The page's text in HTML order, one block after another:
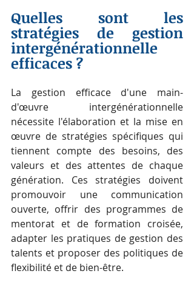
Quelles sont les
stratégies de gestion
intergénérationnelle
efficaces ?
La gestion efficace d'une main-
d'œuvre intergénérationnelle
nécessite l'élaboration et la mise en
œuvre de stratégies spécifiques qui
tiennent compte des besoins, des
valeurs et des attentes de chaque
génération. Ces stratégies doivent
promouvoir une communication
ouverte, offrir des programmes de
mentorat et de formation croisée,
adapter les pratiques de gestion des
talents et proposer des politiques de
flexibilité et de bien-être.